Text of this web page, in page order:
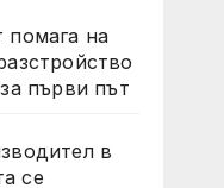
помага на
първи път
в
се